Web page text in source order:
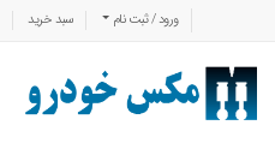
ورود / ثبت نام سبد خرید